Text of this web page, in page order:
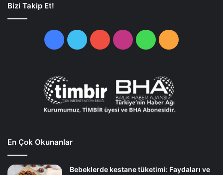
Bizi Takip Et!
FacebookTwitterYouTubeInstagramWhatsApp
RSS
En Çok Okunanlar
Bebeklerde kestane tüketimi: Faydaları ve